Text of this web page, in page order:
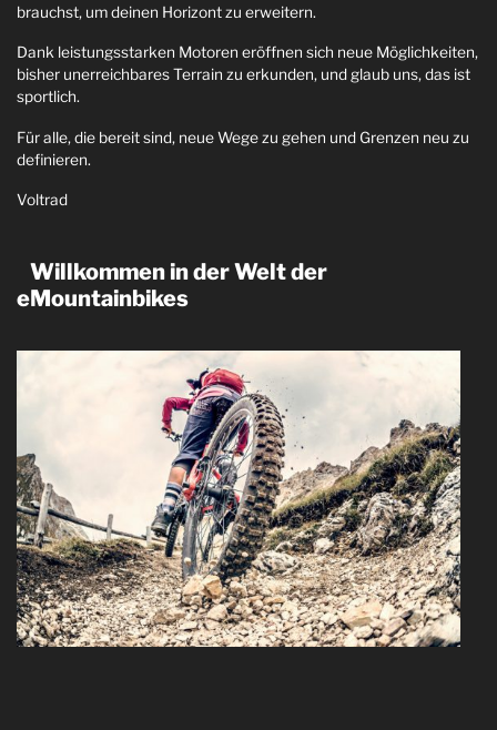
brauchst, um deinen Horizont zu erweitern.
Dank leistungsstarken Motoren eröffnen sich neue Möglichkeiten,
bisher unerreichbares Terrain zu erkunden, und glaub uns, das ist
sportlich.
Für alle, die bereit sind, neue Wege zu gehen und Grenzen neu zu
definieren.
Voltrad
Willkommen in der Welt der
eMountainbikes